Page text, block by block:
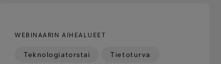
WEBINAARIN AIHEALUEET
Teknologiatorstai Tietoturva